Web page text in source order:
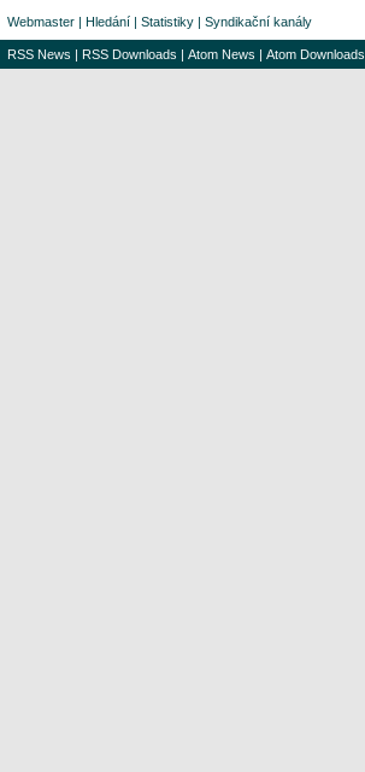
Webmaster | Hledání | Statistiky | Syndikační kanály
RSS News | RSS Downloads | Atom News | Atom Downloads